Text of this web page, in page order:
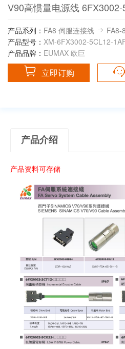
V90高惯量电源线
产品系列： FA8 伺服连接线
FA8-
产品型号： XM-6FX3002-5CL12-
产品品牌： EUMAX 欧巨
立即订购
产品介绍
产品资料可存储